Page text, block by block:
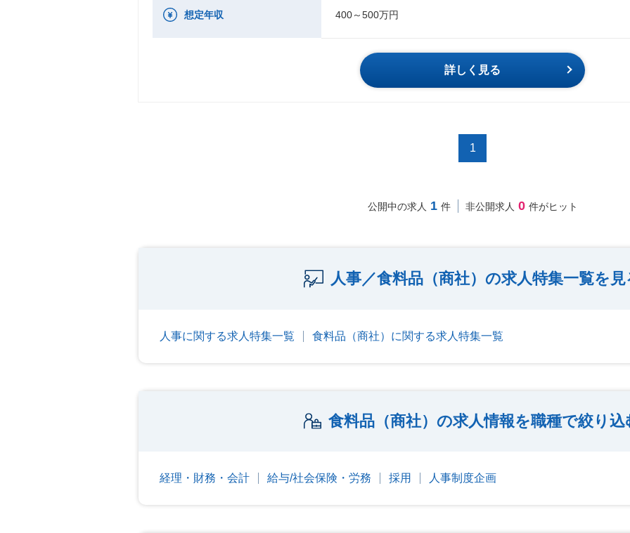
想定年収 400～500万円
詳しく見る
1
公開中の求人 1 件 非公開求人 0 件がヒット
人事／食料品（商社）の求人特集一覧を見
人事に関する求人特集一覧 食料品（商社）に関する求人特集一覧
食料品（商社）の求人情報を職種で絞り込
経理・財務・会計 給与/社会保険・労務 採用 人事制度企画